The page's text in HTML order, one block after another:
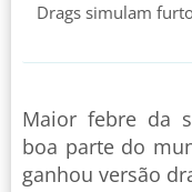
Drags simulam
Maior febre da
boa parte do
ganhou versão